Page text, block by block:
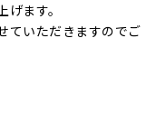
ます。
ていただきますのでご